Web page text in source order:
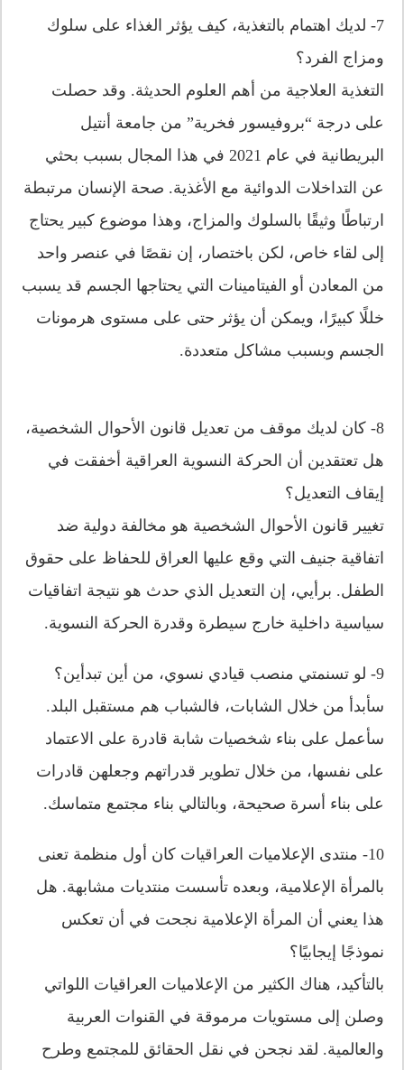
7- لديك اهتمام بالتغذية، كيف يؤثر الغذاء على سلوك
ومزاج الفرد؟
التغذية العلاجية من أهم العلوم الحديثة. وقد حصلت
على درجة “بروفيسور فخرية” من جامعة أنتيل
البريطانية في عام 2021 في هذا المجال بسبب بحثي
عن التداخلات الدوائية مع الأغذية. صحة الإنسان مرتبطة
ارتباطًا وثيقًا بالسلوك والمزاج، وهذا موضوع كبير يحتاج
إلى لقاء خاص، لكن باختصار، إن نقصًا في عنصر واحد
من المعادن أو الفيتامينات التي يحتاجها الجسم قد يسبب
خللًا كبيرًا، ويمكن أن يؤثر حتى على مستوى هرمونات
الجسم وبسبب مشاكل متعددة.
8- كان لديك موقف من تعديل قانون الأحوال الشخصية،
هل تعتقدين أن الحركة النسوية العراقية أخفقت في
إيقاف التعديل؟
تغيير قانون الأحوال الشخصية هو مخالفة دولية ضد
اتفاقية جنيف التي وقع عليها العراق للحفاظ على حقوق
الطفل. برأيي، إن التعديل الذي حدث هو نتيجة اتفاقيات
سياسية داخلية خارج سيطرة وقدرة الحركة النسوية.
9- لو تسنمتي منصب قيادي نسوي، من أين تبدأين؟
سأبدأ من خلال الشابات، فالشباب هم مستقبل البلد.
سأعمل على بناء شخصيات شابة قادرة على الاعتماد
على نفسها، من خلال تطوير قدراتهم وجعلهن قادرات
على بناء أسرة صحيحة، وبالتالي بناء مجتمع متماسك.
10- منتدى الإعلاميات العراقيات كان أول منظمة تعنى
بالمرأة الإعلامية، وبعده تأسست منتديات مشابهة. هل
هذا يعني أن المرأة الإعلامية نجحت في أن تعكس
نموذجًا إيجابيًا؟
بالتأكيد، هناك الكثير من الإعلاميات العراقيات اللواتي
وصلن إلى مستويات مرموقة في القنوات العربية
والعالمية. لقد نجحن في نقل الحقائق للمجتمع وطرح